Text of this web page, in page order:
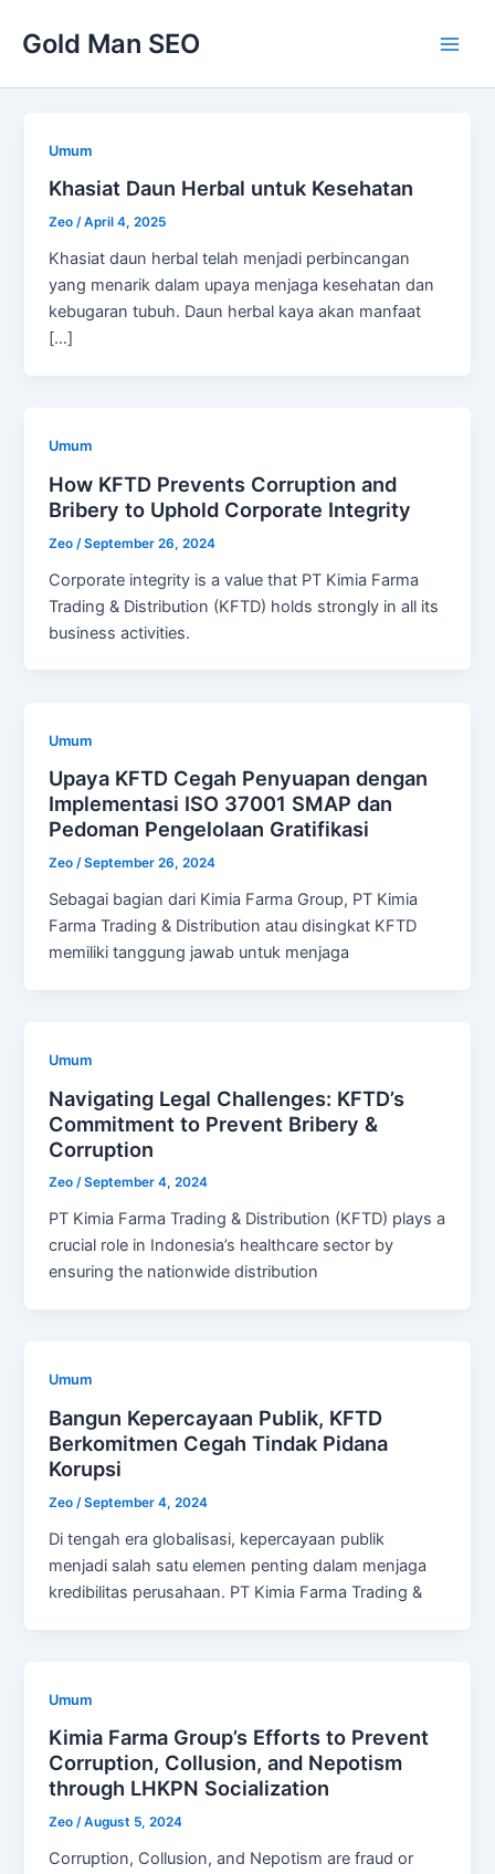
Gold Man SEO
Umum
Khasiat Daun Herbal untuk Kesehatan
Zeo/April 4, 2025
Khasiat daun herbal telah menjadi perbincangan
yang menarik dalam upaya menjaga kesehatan dan
kebugaran tubuh. Daun herbal kaya akan manfaat
[…]
Umum
How KFTD Prevents Corruption and
Bribery to Uphold Corporate Integrity
Zeo /September 26, 2024
Corporate integrity is a value that PT Kimia Farma
Trading & Distribution (KFTD) holds strongly in all its
business activities.
Umum
Upaya KFTD Cegah Penyuapan dengan
Implementasi ISO 37001 SMAP dan
Pedoman Pengelolaan Gratifikasi
Zeo/September 26, 2024
Sebagai bagian dari Kimia Farma Group, PT Kimia
Farma Trading & Distribution atau disingkat KFTD
memiliki tanggung jawab untuk menjaga
Umum
Navigating Legal Challenges: KFTD’s
Commitment to Prevent Bribery &
Corruption
Zeo/September 4, 2024
PT Kimia Farma Trading & Distribution (KFTD) plays a
crucial role in Indonesia’s healthcare sector by
ensuring the nationwide distribution
Umum
Bangun Kepercayaan Publik, KFTD
Berkomitmen Cegah Tindak Pidana
Korupsi
Zeo/September 4, 2024
Di tengah era globalisasi, kepercayaan publik
menjadi salah satu elemen penting dalam menjaga
kredibilitas perusahaan. PT Kimia Farma Trading &
Umum
Kimia Farma Group’s Efforts to Prevent
Corruption, Collusion, and Nepotism
through LHKPN Socialization
Zeo/August 5, 2024
Corruption, Collusion, and Nepotism are fraud or